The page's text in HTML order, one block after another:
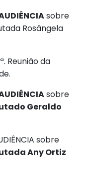
sobre
Rosângela
Reunião da
sobre
Geraldo
sobre
Any Ortiz